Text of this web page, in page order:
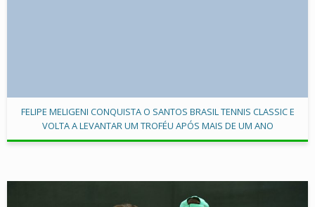
FELIPE MELIGENI CONQUISTA O SANTOS BRASIL TENNIS CLASSIC E
VOLTA A LEVANTAR UM TROFÉU APÓS MAIS DE UM ANO